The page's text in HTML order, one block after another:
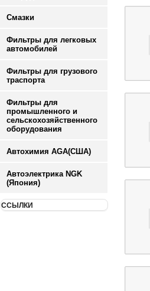
Смазки
Фильтры для легковых
автомобилей
Фильтры для грузового
траспорта
Фильтры для
промышленного и
сельскохозяйственного
оборудования
Автохимия AGA(США)
Автоэлектрика NGK
(Япония)
ССЫЛКИ